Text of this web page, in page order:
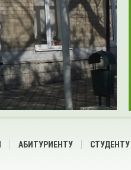
АБИТУРИЕНТУ СТУДЕНТУ